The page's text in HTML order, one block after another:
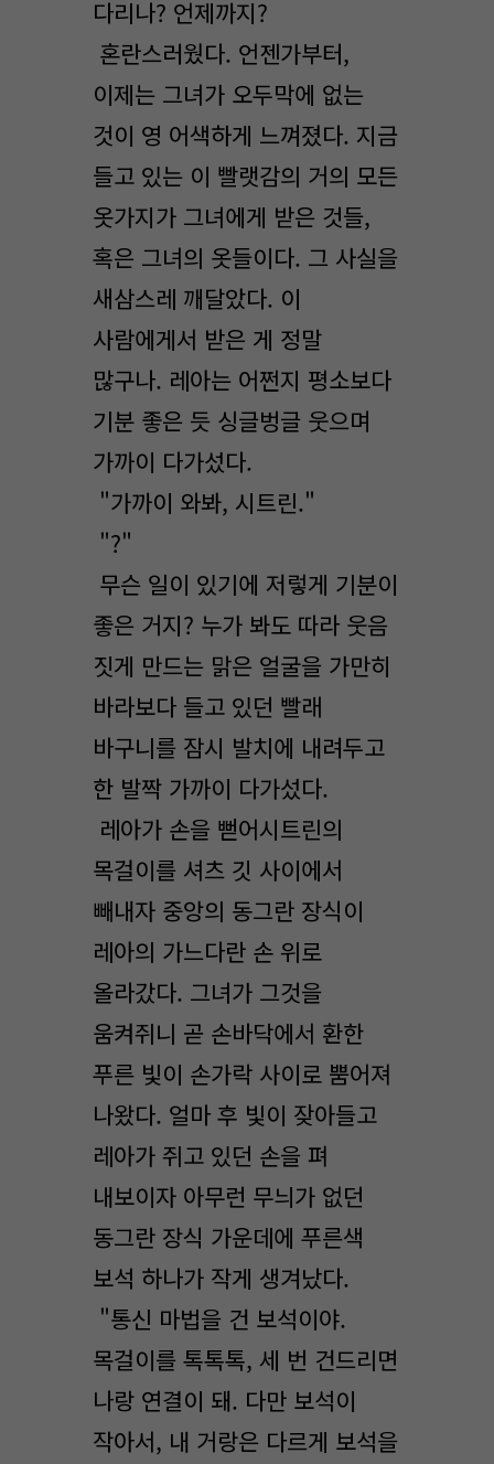
다리나? 언제까지?
혼란스러웠다. 언젠가부터,
이제는 그녀가 오두막에 없는
것이 영 어색하게 느껴졌다. 지금
들고 있는 이 빨랫감의 거의 모든
옷가지가 그녀에게 받은 것들,
혹은 그녀의 옷들이다. 그 사실을
새삼스레 깨달았다. 이
사람에게서 받은 게 정말
많구나. 레아는 어쩐지 평소보다
기분 좋은 듯 싱글벙글 웃으며
가까이 다가섰다.
"가까이 와봐, 시트린."
"?"
무슨 일이 있기에 저렇게 기분이
좋은 거지? 누가 봐도 따라 웃음
짓게 만드는 맑은 얼굴을 가만히
바라보다 들고 있던 빨래
바구니를 잠시 발치에 내려두고
한 발짝 가까이 다가섰다.
레아가 손을 뻗어시트린의
목걸이를 셔츠 깃 사이에서
빼내자 중앙의 동그란 장식이
레아의 가느다란 손 위로
올라갔다. 그녀가 그것을
움켜쥐니 곧 손바닥에서 환한
푸른 빛이 손가락 사이로 뿜어져
나왔다. 얼마 후 빛이 잦아들고
레아가 쥐고 있던 손을 펴
내보이자 아무런 무늬가 없던
동그란 장식 가운데에 푸른색
보석 하나가 작게 생겨났다.
"통신 마법을 건 보석이야.
목걸이를 톡톡톡, 세 번 건드리면
나랑 연결이 돼. 다만 보석이
작아서, 내 거랑은 다르게 보석을